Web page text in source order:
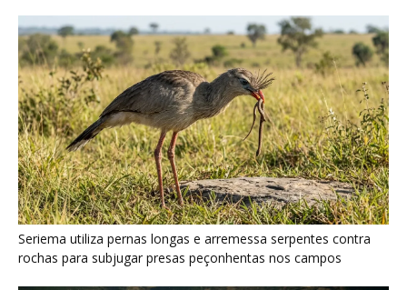
Seriema utiliza pernas longas e arremessa serpentes contra
rochas para subjugar presas peçonhentas nos campos